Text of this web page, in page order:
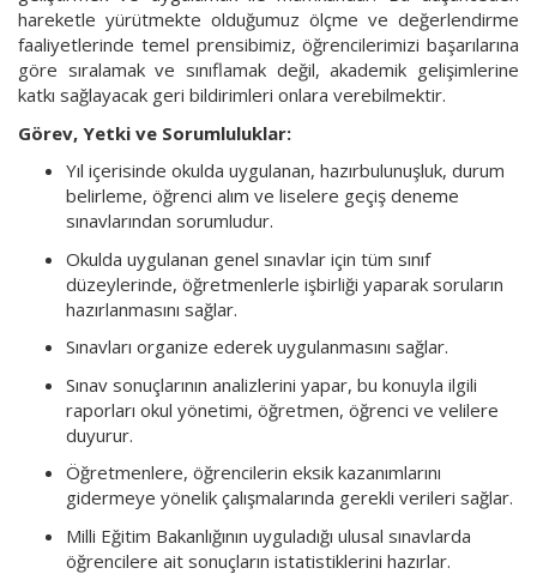
hareketle yürütmekte olduğumuz ölçme ve değerlendirme
faaliyetlerinde temel prensibimiz, öğrencilerimizi başarılarına
göre sıralamak ve sınıflamak değil, akademik gelişimlerine
katkı sağlayacak geri bildirimleri onlara verebilmektir.
Görev, Yetki ve Sorumluluklar:
Yıl içerisinde okulda uygulanan, hazırbulunuşluk, durum
belirleme, öğrenci alım ve liselere geçiş deneme
sınavlarından sorumludur.
Okulda uygulanan genel sınavlar için tüm sınıf
düzeylerinde, öğretmenlerle işbirliği yaparak soruların
hazırlanmasını sağlar.
Sınavları organize ederek uygulanmasını sağlar.
Sınav sonuçlarının analizlerini yapar, bu konuyla ilgili
raporları okul yönetimi, öğretmen, öğrenci ve velilere
duyurur.
Öğretmenlere, öğrencilerin eksik kazanımlarını
gidermeye yönelik çalışmalarında gerekli verileri sağlar.
Milli Eğitim Bakanlığının uyguladığı ulusal sınavlarda
öğrencilere ait sonuçların istatistiklerini hazırlar.